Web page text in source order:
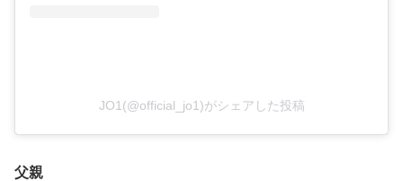
JO1(@official_jo1)がシェアした投稿
父親